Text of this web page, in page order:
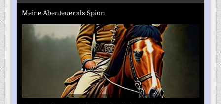
Meine Abenteuer als Spion